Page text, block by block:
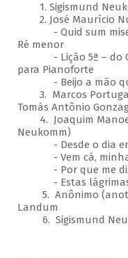
1. Sigismund
2. José Maurício
- Quid sum miser
Ré menor
- Lição 5ª – do
para Pianoforte
- Beijo a mão
3. Marcos Portugal
Tomás Antônio
4. Joaquim Manoel
Neukomm)
- Desde o dia em
- Vem cá, minha
- Por que me
- Estas lágrimas
5. Anônimo
Landum
6. Sigismund